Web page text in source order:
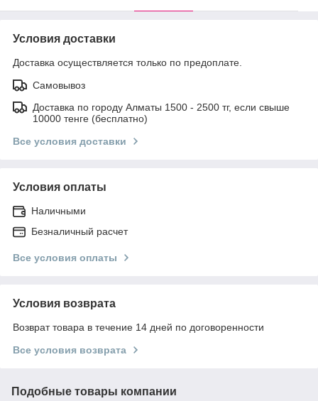
Условия доставки
Доставка осуществляется только по предоплате.
Самовывоз
Доставка по городу Алматы 1500 - 2500 тг, если свыше
10000 тенге (бесплатно)
Все условия доставки
Условия оплаты
Наличными
Безналичный расчет
Все условия оплаты
Условия возврата
Возврат товара в течение 14 дней по договоренности
Все условия возврата
Подобные товары компании